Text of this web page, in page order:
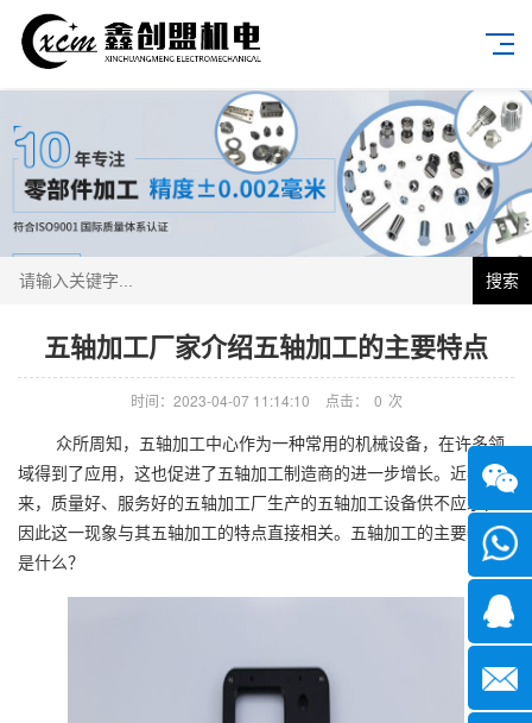
搜索
五轴加工厂家介绍五轴加工的主要特点
时间：2023-04-07 11:14:10 点击： 0 次
众所周知，五轴加工中心作为一种常用的机械设备，在许多领
域得到了应用，这也促进了五轴加工制造商的进一步增长。近年
来，质量好、服务好的五轴加工厂生产的五轴加工设备供不应求，
因此这一现象与其五轴加工的特点直接相关。五轴加工的主要特点
是什么？
微信